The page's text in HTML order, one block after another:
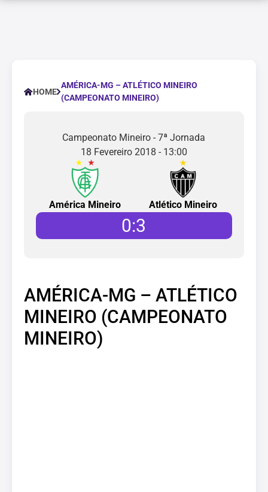
HOME
AMÉRICA-MG – ATLÉTICO MINEIRO
(CAMPEONATO MINEIRO)
Campeonato Mineiro - 7ª Jornada
18 Fevereiro 2018 - 13:00
América Mineiro Atlético Mineiro
0:3
AMÉRICA-MG – ATLÉTICO
MINEIRO (CAMPEONATO
MINEIRO)